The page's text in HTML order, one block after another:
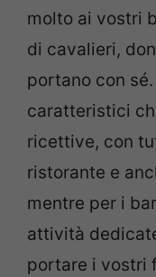
molto ai vostri
di cavalieri,
portano con
caratteristici
ricettive, con
ristorante e
mentre per i
attività
portare i vostri